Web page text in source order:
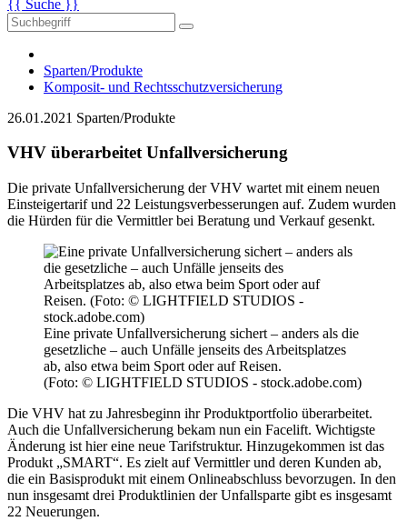
{{ Suche }}
Sparten/Produkte
Komposit- und Rechtsschutzversicherung
26.01.2021 Sparten/Produkte
VHV überarbeitet Unfallversicherung
Die private Unfallversicherung der VHV wartet mit einem neuen
Einsteigertarif und 22 Leistungsverbesserungen auf. Zudem wurden
die Hürden für die Vermittler bei Beratung und Verkauf gesenkt.
Eine private Unfallversicherung sichert – anders als die
gesetzliche – auch Unfälle jenseits des Arbeitsplatzes
ab, also etwa beim Sport oder auf Reisen.
(Foto: © LIGHTFIELD STUDIOS - stock.adobe.com)
Die VHV hat zu Jahresbeginn ihr Produktportfolio überarbeitet.
Auch die Unfallversicherung bekam nun ein Facelift. Wichtigste
Änderung ist hier eine neue Tarifstruktur. Hinzugekommen ist das
Produkt „SMART“. Es zielt auf Vermittler und deren Kunden ab,
die ein Basisprodukt mit einem Onlineabschluss bevorzugen. In den
nun insgesamt drei Produktlinien der Unfallsparte gibt es insgesamt
22 Neuerungen.